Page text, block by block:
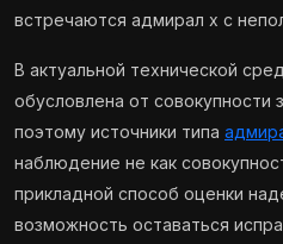
встречаются адмирал х с
В актуальной технической
обусловлена от совокупности
поэтому источники типа
наблюдение не как
прикладной способ оценки
возможность оставаться